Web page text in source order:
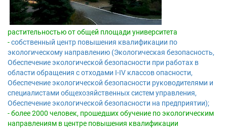
растительностью от общей площади университета
-собственный центр повышения квалификации по
экологическому направлению (Экологическая безопасность,
Обеспечение экологической безопасности при работах в
области обращения с отходами I-IV классов опасности,
Обеспечение экологической безопасности руководителями и
специалистами общехозяйственных систем управления,
Обеспечение экологической безопасности на предприятии);
- более 2000 человек, прошедших обучение по экологическим
направлениям в центре повышения квалификации